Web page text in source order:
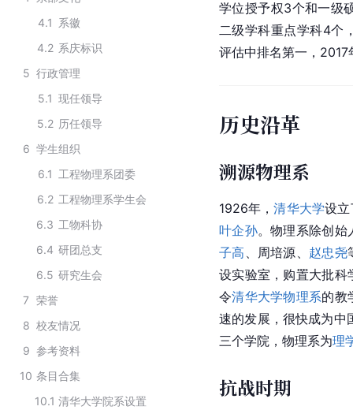
4.1 系徽
4.2 系庆标识
5 行政管理
5.1 现任领导
5.2 历任领导
6 学生组织
6.1 工程物理系团委
6.2 工程物理系学生会
6.3 工物科协
6.4 研团总支
6.5 研究生会
7 荣誉
8 校友情况
9 参考资料
10 条目合集
10.1 清华大学院系设置
学位授予权3个和一级
二级学科重点学科4个
评估中排名第一，
历史沿革
溯源物理系
1926年，清华大学设
叶企孙。物理系除创始
子高
周培源 赵忠尧
设实验室，购置大批科
令清华大学物理系的教
速的发展，很快成为中
三个学院，物理系为理
抗战时期